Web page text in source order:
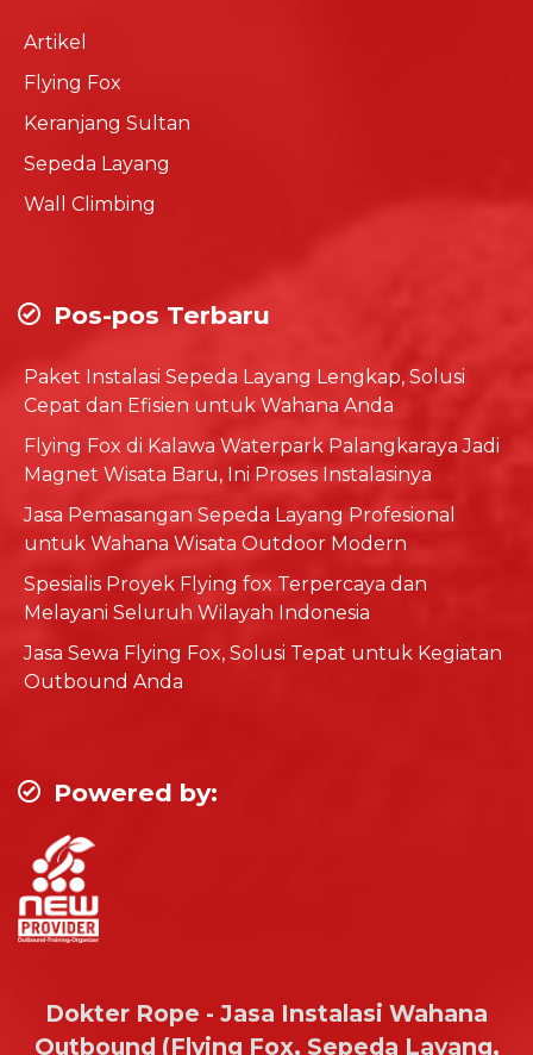
Artikel
Flying Fox
Keranjang Sultan
Sepeda Layang
Wall Climbing
Pos-pos Terbaru
Paket Instalasi Sepeda Layang Lengkap, Solusi
Cepat dan Efisien untuk Wahana Anda
Flying Fox di Kalawa Waterpark Palangkaraya Jadi
Magnet Wisata Baru, Ini Proses Instalasinya
Jasa Pemasangan Sepeda Layang Profesional
untuk Wahana Wisata Outdoor Modern
Spesialis Proyek Flying fox Terpercaya dan
Melayani Seluruh Wilayah Indonesia
Jasa Sewa Flying Fox, Solusi Tepat untuk Kegiatan
Outbound Anda
Powered by:
Dokter Rope - Jasa Instalasi Wahana
Outbound (Flying Fox, Sepeda Layang,